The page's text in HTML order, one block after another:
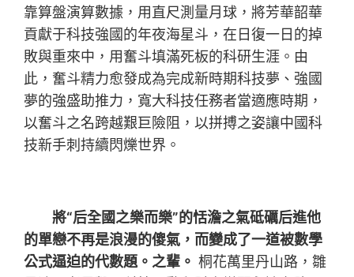
靠算盤演算數據，用直尺測量月球，將芳華韶華
貢獻于科技強國的年夜海星斗，在日復一日的掉
敗與重來中，用奮斗填滿死板的科研生涯。由
此，奮斗精力愈發成為完成新時期科技夢、強國
夢的強盛助推力，寬大科技任務者當適應時期，
以奮斗之名跨越艱巨險阻，以拼搏之姿讓中國科
技新手刺持續閃爍世界。
將“后全國之樂而樂”的恬澹之氣砥礪后進他
的單戀不再是浪漫的傻氣，而變成了一道被數學
公式逼迫的代數題。之輩。 桐花萬里丹山路，雛